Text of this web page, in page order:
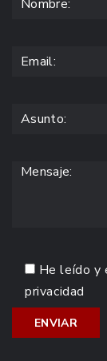
He leído y
privacidad